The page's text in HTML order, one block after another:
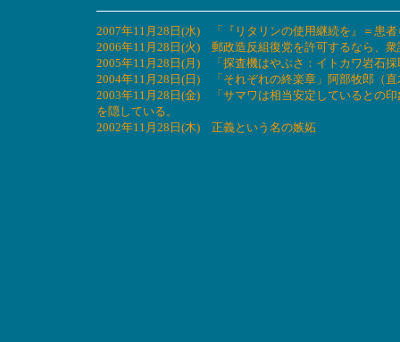
2007年11月28日(水) 「『リタリンの使用継続を』＝患
2006年11月28日(火) 郵政造反組復党を許可するなら、
2005年11月28日(月) 「探査機はやぶさ：イトカワ岩石
2004年11月28日(日) 「それぞれの終楽章」阿部牧郎（
2003年11月28日(金) 「サマワは相当安定しているとの
を隠している。
2002年11月28日(木) 正義という名の嫉妬